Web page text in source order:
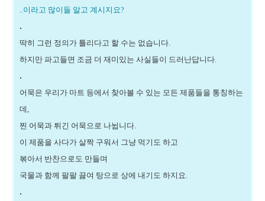
..이라고 많이들 알고 계시지요?
.
딱히 그런 정의가 틀리다고 할 수는 없습니다.
하지만 파고들면 조금 더 재미있는 사실들이 드러난답니다.
.
어묵은 우리가 마트 등에서 찾아볼 수 있는 모든 제품들을 통칭하는
데,
찐 어묵과 튀긴 어묵으로 나뉩니다.
이 제품을 사다가 살짝 구워서 그냥 먹기도 하고
볶아서 반찬으로도 만들며
국물과 함께 팔팔 끓여 탕으로 상에 내기도 하지요.
.